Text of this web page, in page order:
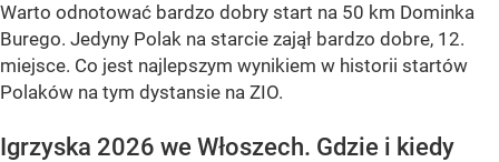
Warto odnotować bardzo dobry start na 50 km Dominka
Burego. Jedyny Polak na starcie zajął bardzo dobre, 12.
miejsce. Co jest najlepszym wynikiem w historii startów
Polaków na tym dystansie na ZIO.
Igrzyska 2026 we Włoszech. Gdzie i kiedy